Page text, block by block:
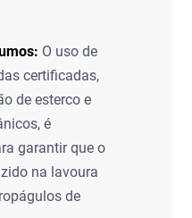
O uso de
certificadas,
de esterco e
é
garantir que o
na lavoura
de